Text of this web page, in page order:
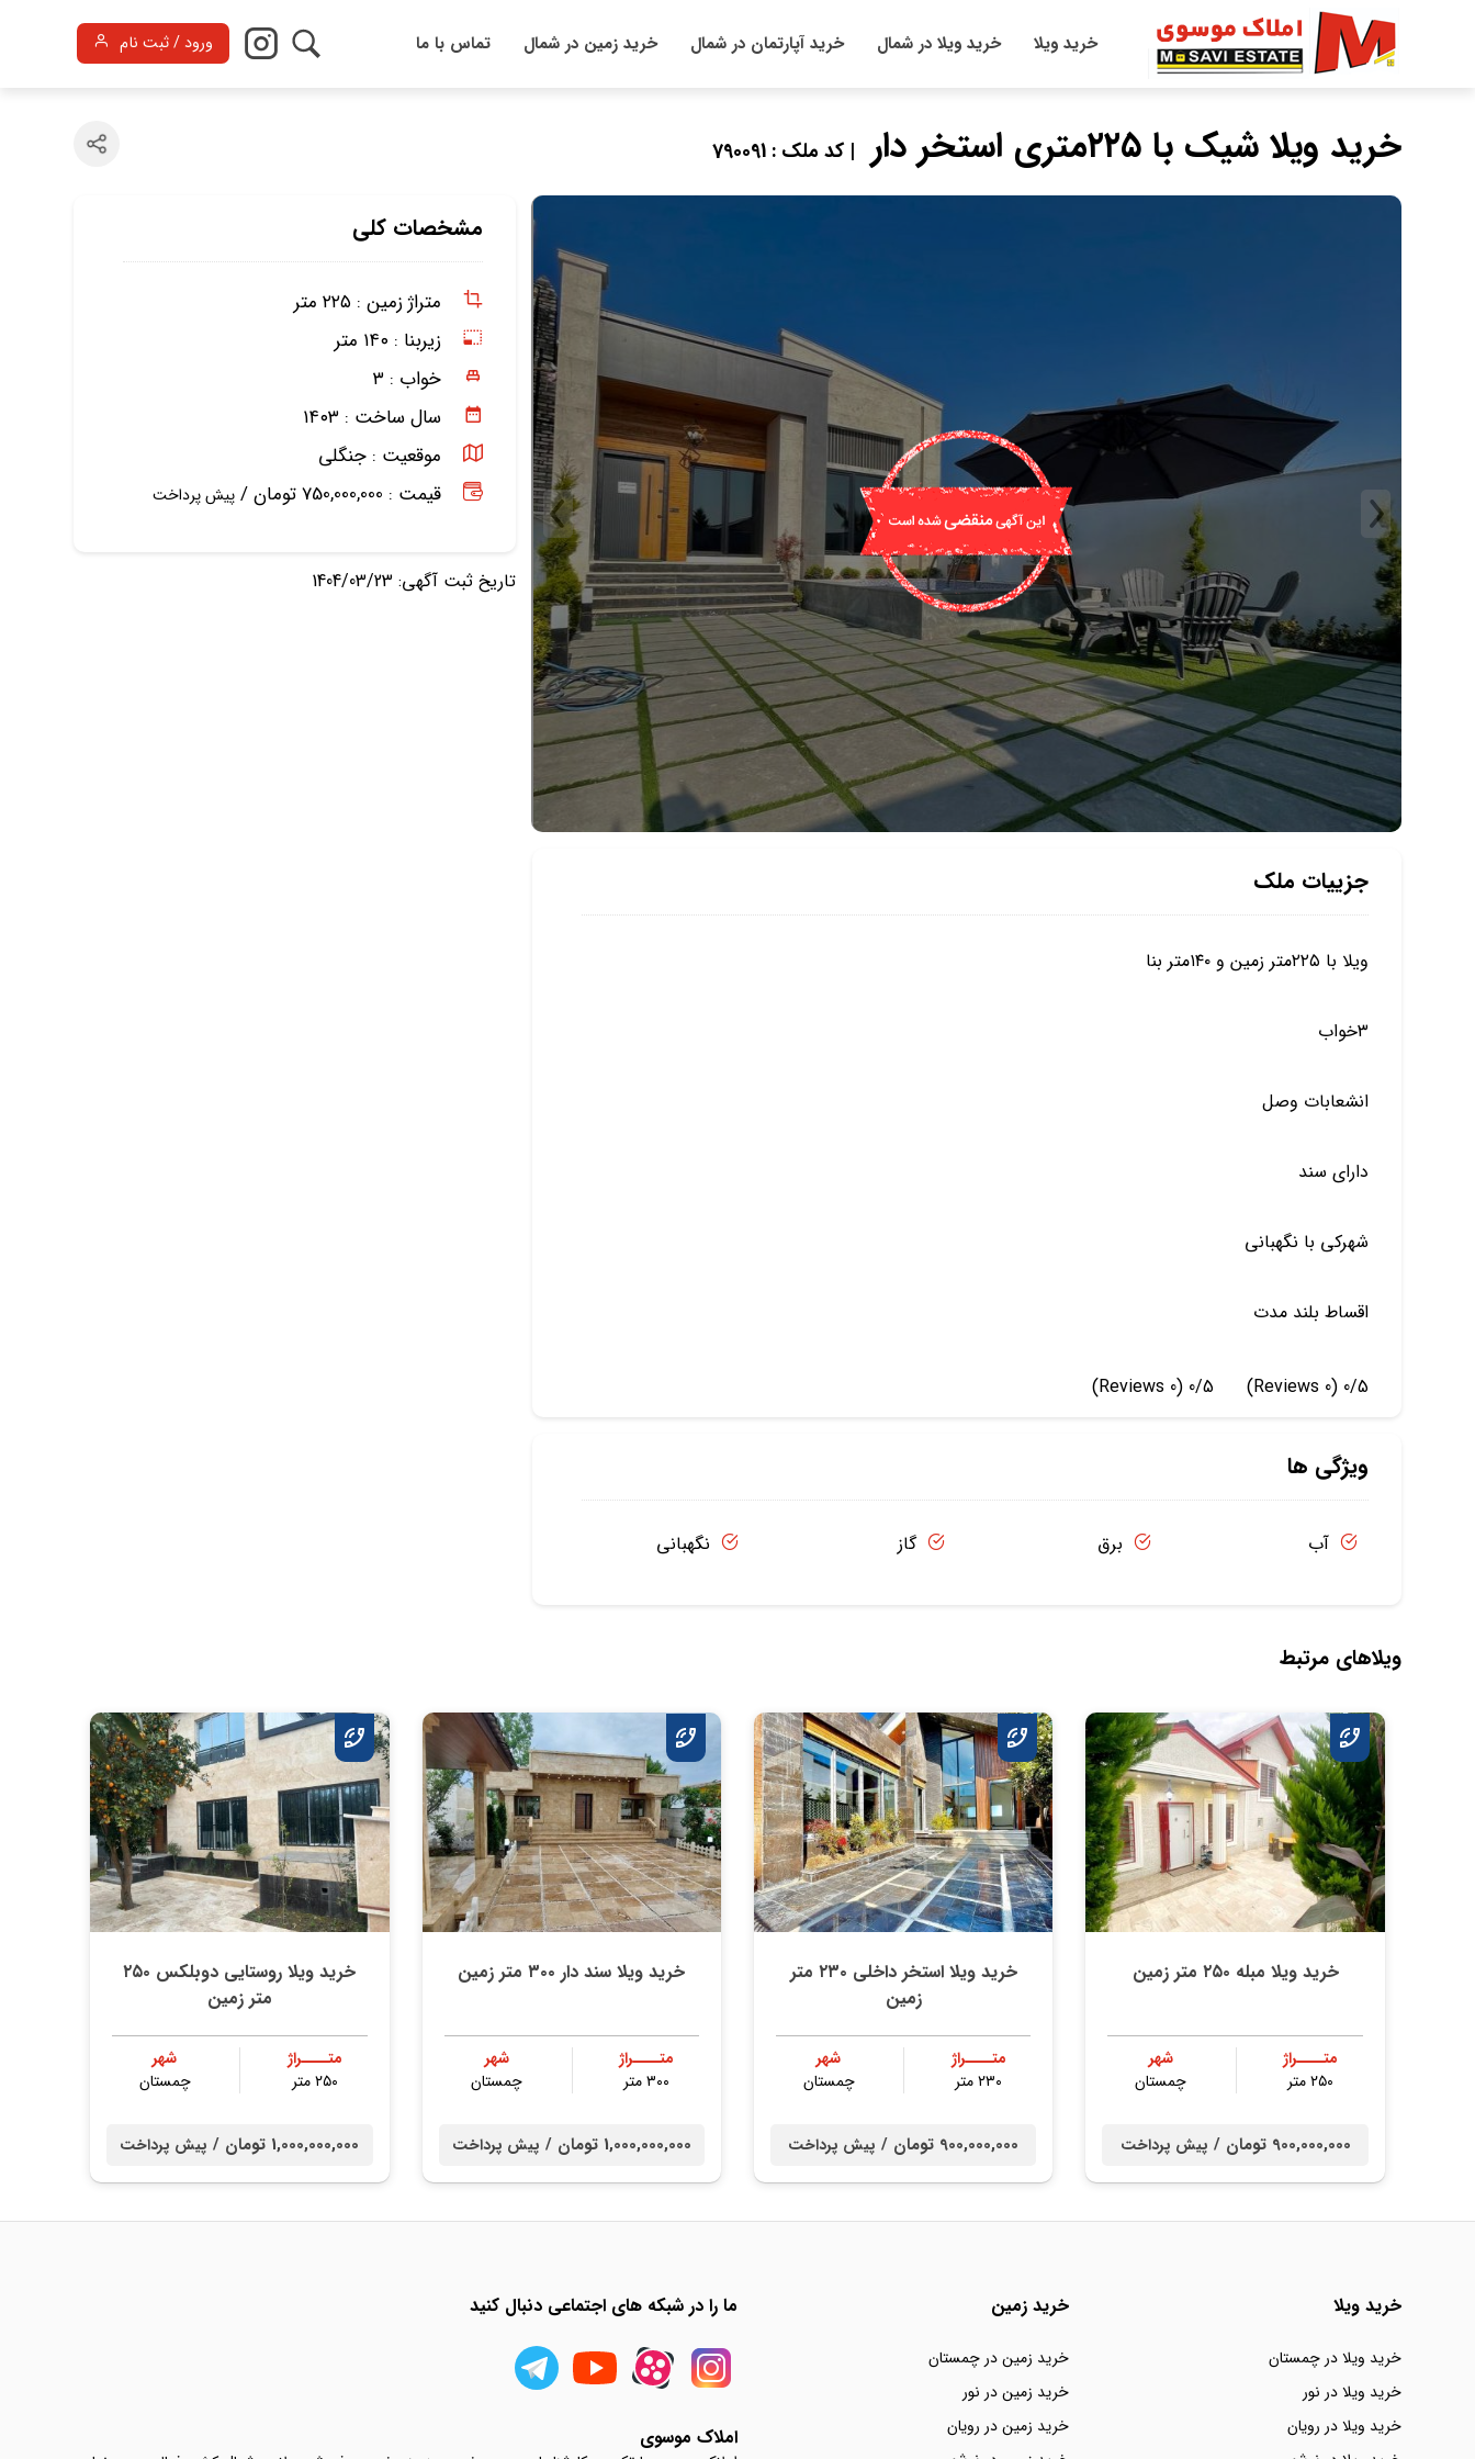
خرید ویلا خرید ویلا در شمال خرید آپارتمان در شمال خرید زمین در شمال تماس با ما ورود / ثبت نام
خرید ویلا شیک با ۲۲۵متری استخر دار | کد ملک : 790091
مشخصات کلی
متراژ زمین : ۲۲۵ متر
زیربنا : ۱۴۰ متر
خواب : ۳
سال ساخت : ۱۴۰۳
موقعیت : جنگلی
قیمت : 750,000,000 تومان /
پیش پرداخت
تاریخ ثبت آگهی: 1404/03/23
جزییات ملک
ویلا با ۲۲۵متر زمین و ۱۴۰متر بنا
۳خواب
انشعابات وصل
دارای سند
شهرکی با نگهبانی
اقساط بلند مدت
0/5
(0 Reviews)
0/5
(0 Reviews)
ویژگی ها
آب برق گاز نگهبانی
ویلاهای مرتبط
خرید ویلا مبله ۲۵۰ متر زمین
متــــراژ
۲۵۰ متر
شهر
چمستان
900,000,000 تومان / پیش پرداخت
خرید ویلا استخر داخلی ۲۳۰ متر
زمین
متــــراژ
۲۳۰ متر
شهر
چمستان
900,000,000 تومان / پیش پرداخت
خرید ویلا سند دار ۳۰۰ متر زمین
متــــراژ
۳۰۰ متر
شهر
چمستان
1,000,000,000 تومان / پیش پرداخت
خرید ویلا روستایی دوبلکس ۲۵۰
متر زمین
متــــراژ
۲۵۰ متر
شهر
چمستان
1,000,000,000 تومان / پیش پرداخت
خرید ویلا
خرید ویلا در چمستان
خرید ویلا در نور
خرید ویلا در رویان
خرید زمین
خرید زمین در چمستان
خرید زمین در نور
خرید زمین در رویان
ما را در شبکه های اجتماعی دنبال کنید
املاک موسوی